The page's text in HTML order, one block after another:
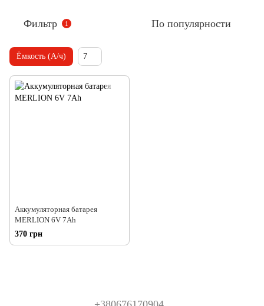
Фильтр 1 По популярности
Ёмкость (А/ч) 7
Аккумуляторная батарея
MERLION 6V 7Ah
370 грн